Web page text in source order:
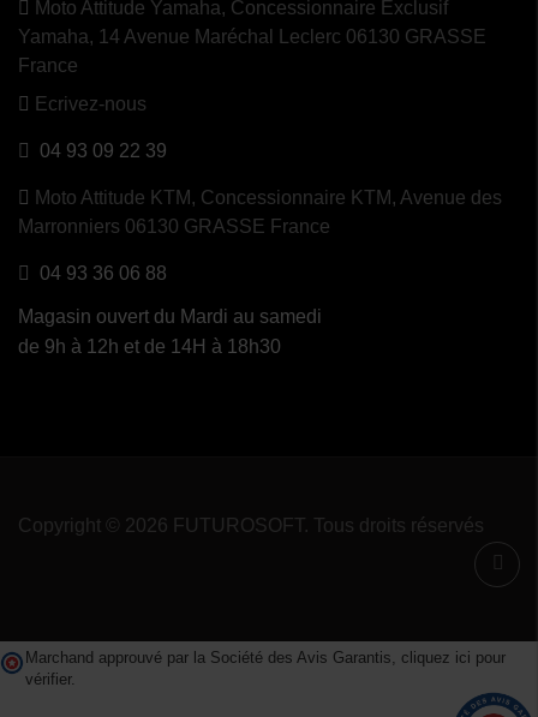
Moto Attitude Yamaha, Concessionnaire Exclusif
Yamaha, 14 Avenue Maréchal Leclerc 06130 GRASSE
France
Ecrivez-nous
04 93 09 22 39
Moto Attitude KTM, Concessionnaire KTM, Avenue des
Marronniers 06130 GRASSE France
04 93 36 06 88
Magasin ouvert du Mardi au samedi
de 9h à 12h et de 14H à 18h30
Copyright © 2026 FUTUROSOFT. Tous droits réservés
Marchand approuvé par la Société des Avis Garantis, cliquez ici pour
vérifier.